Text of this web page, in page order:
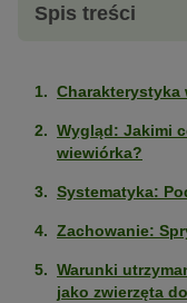
Spis treści
Charakterystyka
Wygląd: Jakimi
wiewiórka?
Systematyka:
Zachowanie:
Warunki
jako zwierzęta